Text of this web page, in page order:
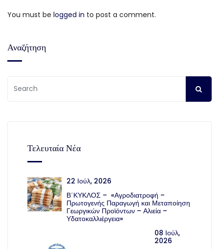
You must be logged in to post a comment.
Αναζήτηση
Τελευταία Νέα
22 Ιούλ, 2026
Β΄ΚΥΚΛΟΣ – «Αγροδιατροφή –
Πρωτογενής Παραγωγή και Μεταποίηση
Γεωργικών Προϊόντων – Αλιεία –
Υδατοκαλλιέργεια»
08 Ιούλ,
2026